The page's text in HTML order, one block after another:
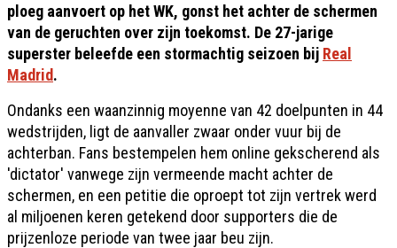
ploeg aanvoert op het WK, gonst het achter de schermen
van de geruchten over zijn toekomst. De 27-jarige
superster beleefde een stormachtig seizoen bij Real
Madrid.
Ondanks een waanzinnig moyenne van 42 doelpunten in 44
wedstrijden, ligt de aanvaller zwaar onder vuur bij de
achterban. Fans bestempelen hem online gekscherend als
'dictator' vanwege zijn vermeende macht achter de
schermen, en een petitie die oproept tot zijn vertrek werd
al miljoenen keren getekend door supporters die de
prijzenloze periode van twee jaar beu zijn.